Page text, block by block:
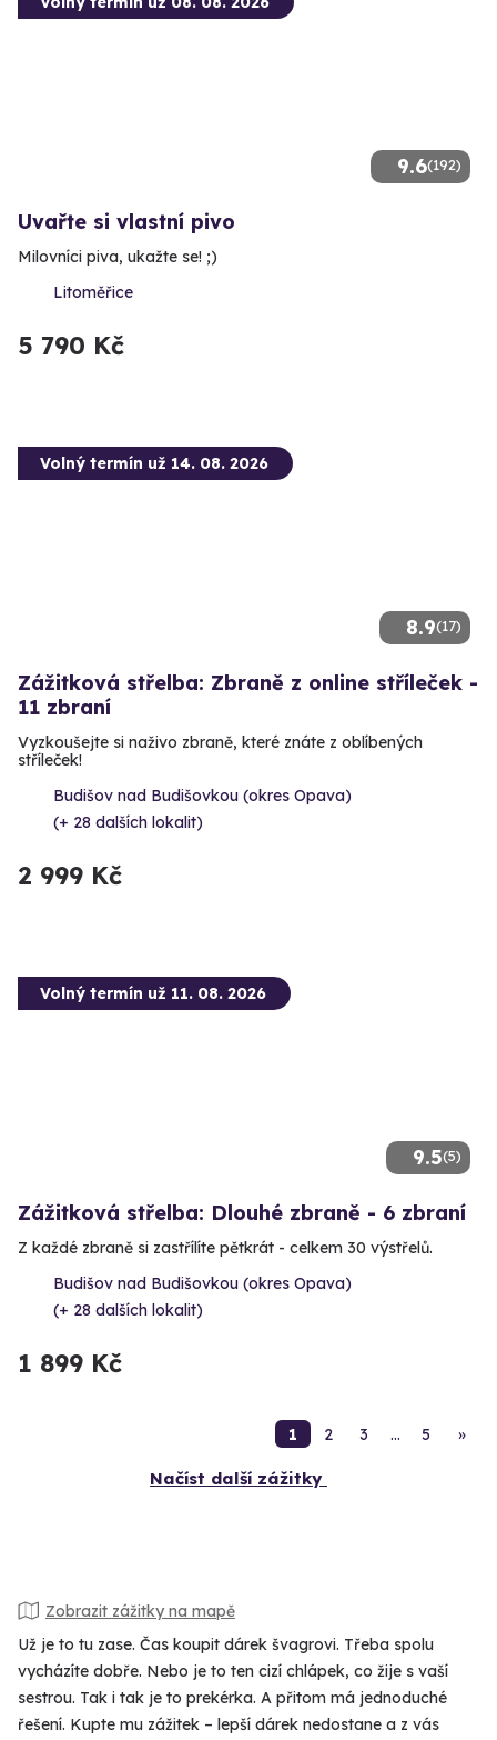
9.6(192)
Uvařte si vlastní pivo
Milovníci piva, ukažte se! ;)
Litoměřice
5 790 Kč
8.9(17)
Volný termín už 14. 08. 2026
Zážitková střelba: Zbraně z online stříleček -
11 zbraní
Vyzkoušejte si naživo zbraně, které znáte z oblíbených
stříleček!
Budišov nad Budišovkou (okres Opava)
(+ 28 dalších lokalit)
2 999 Kč
9.5(5)
Volný termín už 11. 08. 2026
Zážitková střelba: Dlouhé zbraně - 6 zbraní
Z každé zbraně si zastřílíte pětkrát - celkem 30 výstřelů.
Budišov nad Budišovkou (okres Opava)
(+ 28 dalších lokalit)
1 899 Kč
1 2 3 … 5 »
Načíst další zážitky
Zobrazit zážitky na mapě
Už je to tu zase. Čas koupit dárek švagrovi. Třeba spolu
vycházíte dobře. Nebo je to ten cizí chlápek, co žije s vaší
sestrou. Tak i tak je to prekérka. A přitom má jednoduché
řešení. Kupte mu zážitek – lepší dárek nedostane a z vás